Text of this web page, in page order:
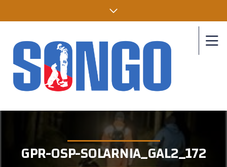
GPR-OSP-SOLARNIA_GAL2_172